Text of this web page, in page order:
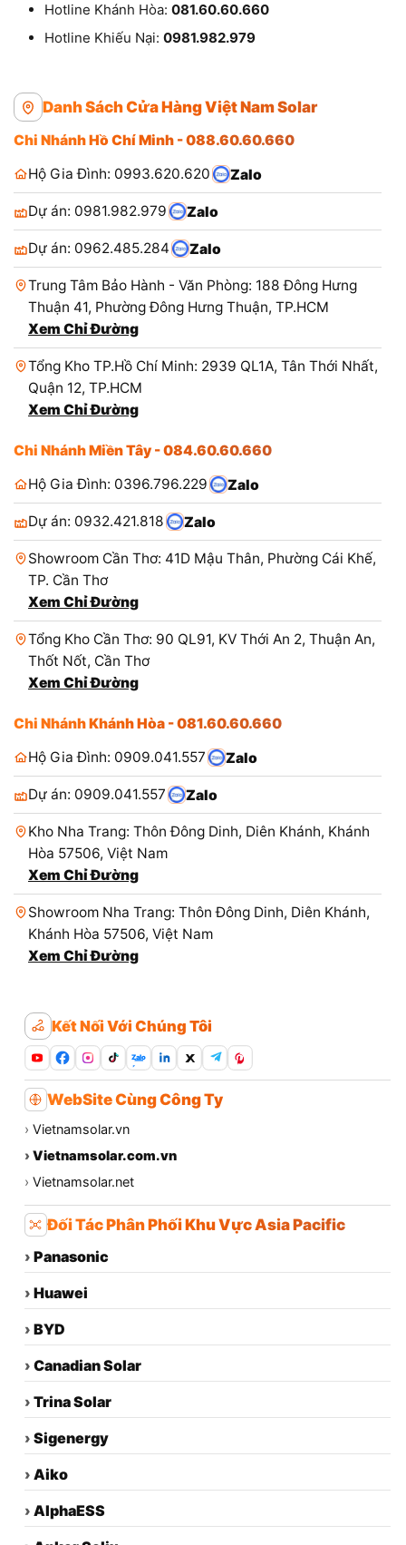
Hotline Khánh Hòa: 081.60.60.660
Hotline Khiếu Nại: 0981.982.979
Danh Sách Cửa Hàng Việt Nam Solar
Chi Nhánh Hồ Chí Minh - 088.60.60.660
Hộ Gia Đình: 0993.620.620
Zalo
Dự án: 0981.982.979 Zalo
Dự án: 0962.485.284 Zalo
Trung Tâm Bảo Hành - Văn Phòng: 188 Đông Hưng
Thuận 41, Phường Đông Hưng Thuận, TP.HCM
Xem Chỉ Đường
Tổng Kho TP.Hồ Chí Minh: 2939 QL1A, Tân Thới Nhất,
Quận 12, TP.HCM
Xem Chỉ Đường
Chi Nhánh Miền Tây - 084.60.60.660
Hộ Gia Đình: 0396.796.229
Zalo
Dự án: 0932.421.818 Zalo
Showroom Cần Thơ: 41D Mậu Thân, Phường Cái Khế,
TP. Cần Thơ
Xem Chỉ Đường
Tổng Kho Cần Thơ: 90 QL91, KV Thới An 2, Thuận An,
Thốt Nốt, Cần Thơ
Xem Chỉ Đường
Chi Nhánh Khánh Hòa - 081.60.60.660
Hộ Gia Đình: 0909.041.557
Zalo
Dự án: 0909.041.557 Zalo
Kho Nha Trang: Thôn Đông Dinh, Diên Khánh, Khánh
Hòa 57506, Việt Nam
Xem Chỉ Đường
Showroom Nha Trang: Thôn Đông Dinh, Diên Khánh,
Khánh Hòa 57506, Việt Nam
Xem Chỉ Đường
Kết Nối Với Chúng Tôi
Zalo
WebSite Cùng Công Ty
› Vietnamsolar.vn
› Vietnamsolar.com.vn
› Vietnamsolar.net
Đối Tác Phân Phối Khu Vực Asia Pacific
› Panasonic
› Huawei
› BYD
› Canadian Solar
› Trina Solar
› Sigenergy
› Aiko
› AlphaESS